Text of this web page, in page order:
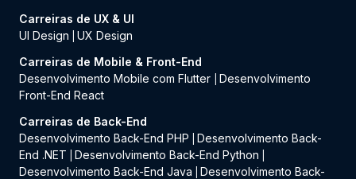
Carreiras de UX & UI
UI Design
UX Design
Carreiras de Mobile & Front-End
Desenvolvimento Mobile com Flutter
Desenvolvimento
Front-End React
Carreiras de Back-End
Desenvolvimento Back-End PHP
Desenvolvimento Back-
End .NET
Desenvolvimento Back-End Python
Desenvolvimento Back-End Java
Desenvolvimento Back-